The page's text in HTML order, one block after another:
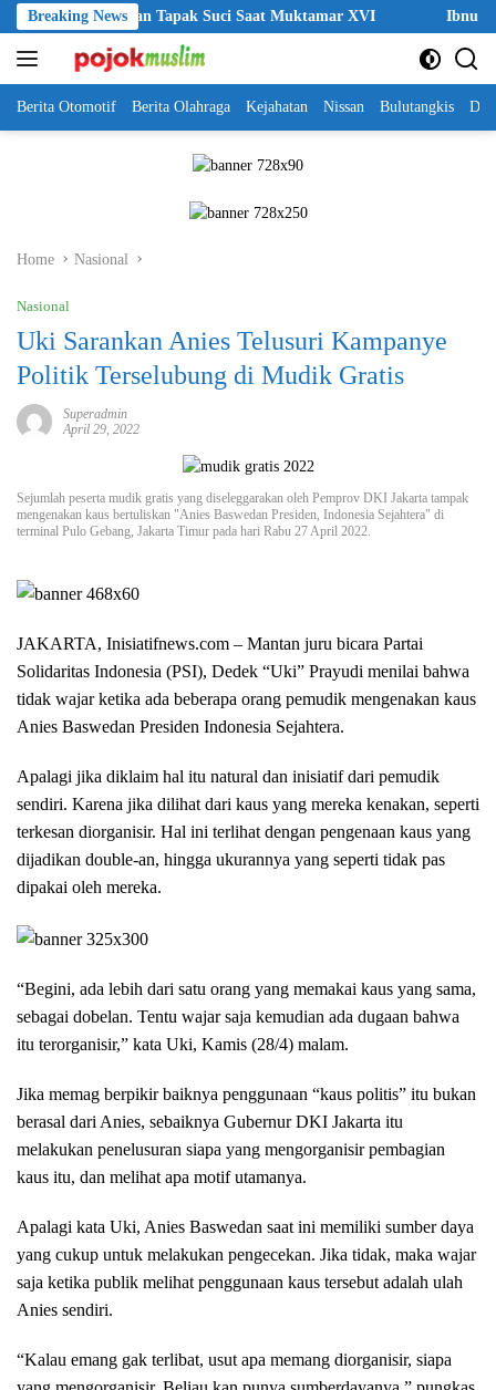
Skip
to
content
Breaking NewsTapak Suci Saat Muktamar XVI Ibnu Riza
Berita Otomotif Berita Olahraga Kejahatan Nissan Bulutangkis
Home Nasional
Nasional
Uki Sarankan Anies Telusuri Kampanye
Politik Terselubung di Mudik Gratis
Superadmin
April 29, 2022
Sejumlah peserta mudik gratis yang diseleggarakan oleh Pemprov DKI Jakarta tampak
mengenakan kaus bertuliskan "Anies Baswedan Presiden, Indonesia Sejahtera" di
terminal Pulo Gebang, Jakarta Timur pada hari Rabu 27 April 2022.
JAKARTA, Inisiatifnews.com – Mantan juru bicara Partai
Solidaritas Indonesia (PSI), Dedek “Uki” Prayudi menilai bahwa
tidak wajar ketika ada beberapa orang pemudik mengenakan kaus
Anies Baswedan Presiden Indonesia Sejahtera.
Apalagi jika diklaim hal itu natural dan inisiatif dari pemudik
sendiri. Karena jika dilihat dari kaus yang mereka kenakan, seperti
terkesan diorganisir. Hal ini terlihat dengan pengenaan kaus yang
dijadikan double-an, hingga ukurannya yang seperti tidak pas
dipakai oleh mereka.
“Begini, ada lebih dari satu orang yang memakai kaus yang sama,
sebagai dobelan. Tentu wajar saja kemudian ada dugaan bahwa
itu terorganisir,” kata Uki, Kamis (28/4) malam.
Jika memag berpikir baiknya penggunaan “kaus politis” itu bukan
berasal dari Anies, sebaiknya Gubernur DKI Jakarta itu
melakukan penelusuran siapa yang mengorganisir pembagian
kaus itu, dan melihat apa motif utamanya.
Apalagi kata Uki, Anies Baswedan saat ini memiliki sumber daya
yang cukup untuk melakukan pengecekan. Jika tidak, maka wajar
saja ketika publik melihat penggunaan kaus tersebut adalah ulah
Anies sendiri.
“Kalau emang gak terlibat, usut apa memang diorganisir, siapa